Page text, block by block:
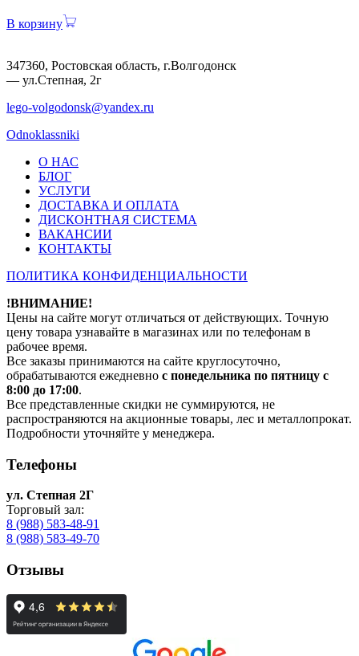
В корзину
347360, Ростовская область, г.Волгодонск
— ул.Степная, 2г
lego-volgodonsk@yandex.ru
Odnoklassniki
О НАС
БЛОГ
УСЛУГИ
ДОСТАВКА И ОПЛАТА
ДИСКОНТНАЯ СИСТЕМА
ВАКАНСИИ
КОНТАКТЫ
ПОЛИТИКА КОНФИДЕНЦИАЛЬНОСТИ
!ВНИМАНИЕ!
Цены на сайте могут отличаться от действующих. Точную
цену товара узнавайте в магазинах или по телефонам в
рабочее время.
Все заказы принимаются на сайте круглосуточно,
обрабатываются ежедневно с понедельника по пятницу с
8:00 до 17:00.
Все представленные скидки не суммируются, не
распространяются на акционные товары, лес и металлопрокат.
Подробности уточняйте у менеджера.
Телефоны
ул. Степная 2Г
Торговый зал:
8 (988) 583-48-91
8 (988) 583-49-70
Отзывы